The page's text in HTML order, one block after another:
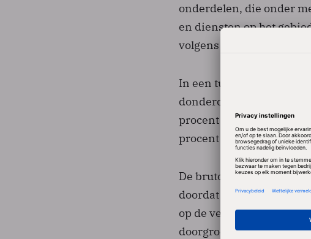
onderdelen, die onder
en diensten op het
volgens de
In een tussentijdse
donderdag weten dat de
procent is gedaald naar
procent tot 239 miljoen
De brutowinst (ebitda)
doordat de marges op
op de verkoop van
doorgroeien, volgens